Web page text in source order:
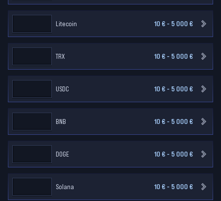
Litecoin 10 € - 5 000 €
TRX 10 € - 5 000 €
USDC 10 € - 5 000 €
BNB 10 € - 5 000 €
DOGE 10 € - 5 000 €
Solana 10 € - 5 000 €